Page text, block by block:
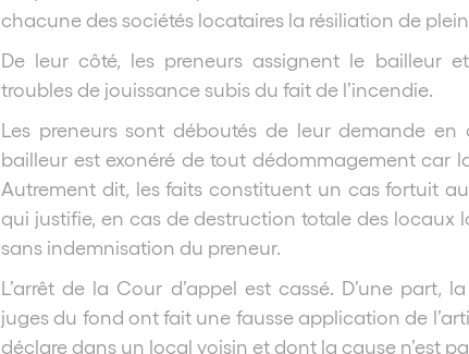
chacune des sociétés locataires la résiliation de
De leur côté, les preneurs assignent le bailleur
troubles de jouissance subis du fait de l’incendie.
Les preneurs sont déboutés de leur demande
bailleur est exonéré de tout dédommagement car
Autrement dit, les faits constituent un cas fortuit
qui justifie, en cas de destruction totale des locaux
sans indemnisation du preneur.
L’arrêt de la Cour d’appel est cassé. D’une part,
juges du fond ont fait une fausse application de
déclare dans un local voisin et dont la cause n’est